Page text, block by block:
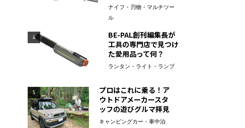
ナイフ・刃物・マルチツー
ル
4
BE-PAL創刊編集長が
工具の専門店で見つけ
た愛用品って何？
ランタン・ライト・ランプ
5
プロはこれに乗る！ア
ウトドアメーカースタ
ッフの遊びグルマ拝見
キャンピングカー・車中泊